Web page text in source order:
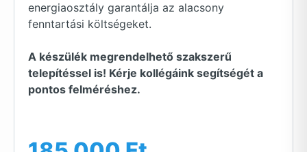
energiaosztály garantálja az alacsony
fenntartási költségeket.
A készülék megrendelhető szakszerű
telepítéssel is! Kérje kollégáink segítségét a
pontos felméréshez.